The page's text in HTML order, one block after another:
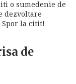
o sumedenie de
dezvoltare
la citit!
de